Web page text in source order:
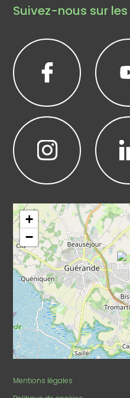
Suivez-nous sur
+
−
Mentions légales